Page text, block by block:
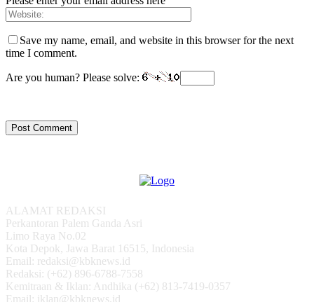
Save my name, email, and website in this browser for the next
time I comment.
Are you human? Please solve:
ALAMAT REDAKSI
Perkantoran Palem Ganda Asri
Limo Raya No.02
Kota Depok, Jawa Barat 16515, Indonesia
Email: redaksi@kbknews.id
Redaksi: (+62) 896-6788-7558
Kemitraan & Iklan: Andhika (+62) 813-7419-0357
Email: iklan@kbknews.id